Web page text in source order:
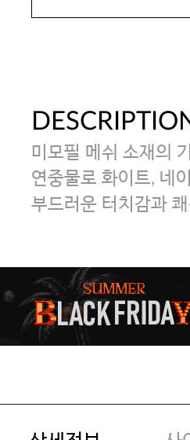
미모필 메쉬 소재의
연중물로 화이트, 네
부드러운 터치감과